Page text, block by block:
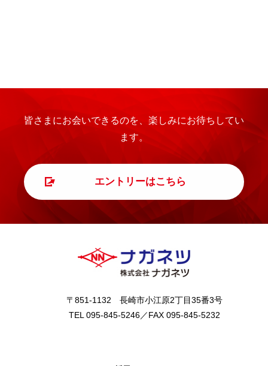
皆さまにお会いできるのを、楽しみにお待ちしてい
ます。
エントリーはこちら
〒851-1132 長崎市小江原2丁目35番3号
TEL 095-845-5246／FAX 095-845-5232